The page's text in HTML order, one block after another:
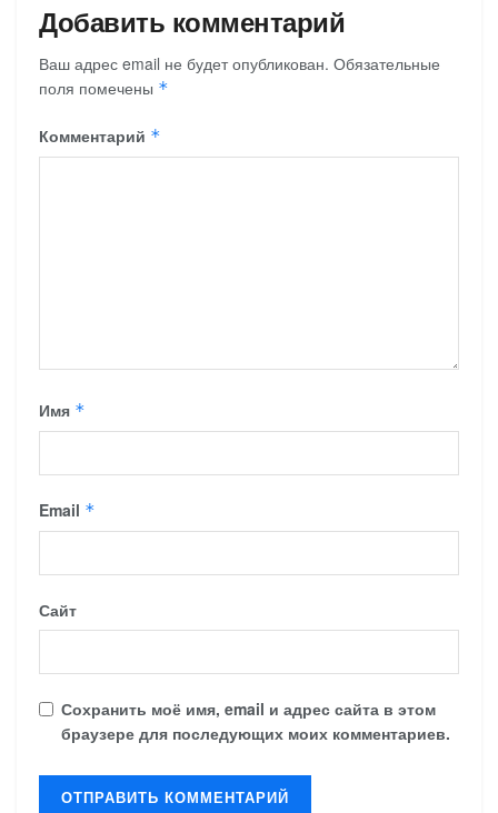
Добавить комментарий
Ваш адрес email не будет опубликован. Обязательные
поля помечены *
Комментарий *
Имя *
Email *
Сайт
Сохранить моё имя, email и адрес сайта в этом
браузере для последующих моих комментариев.